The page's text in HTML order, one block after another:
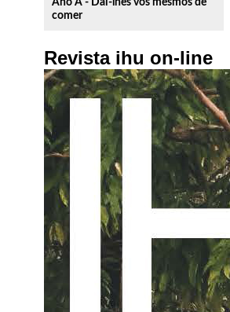
Ano A - Dai-lhes vós mesmos de
comer
Revista ihu on-line